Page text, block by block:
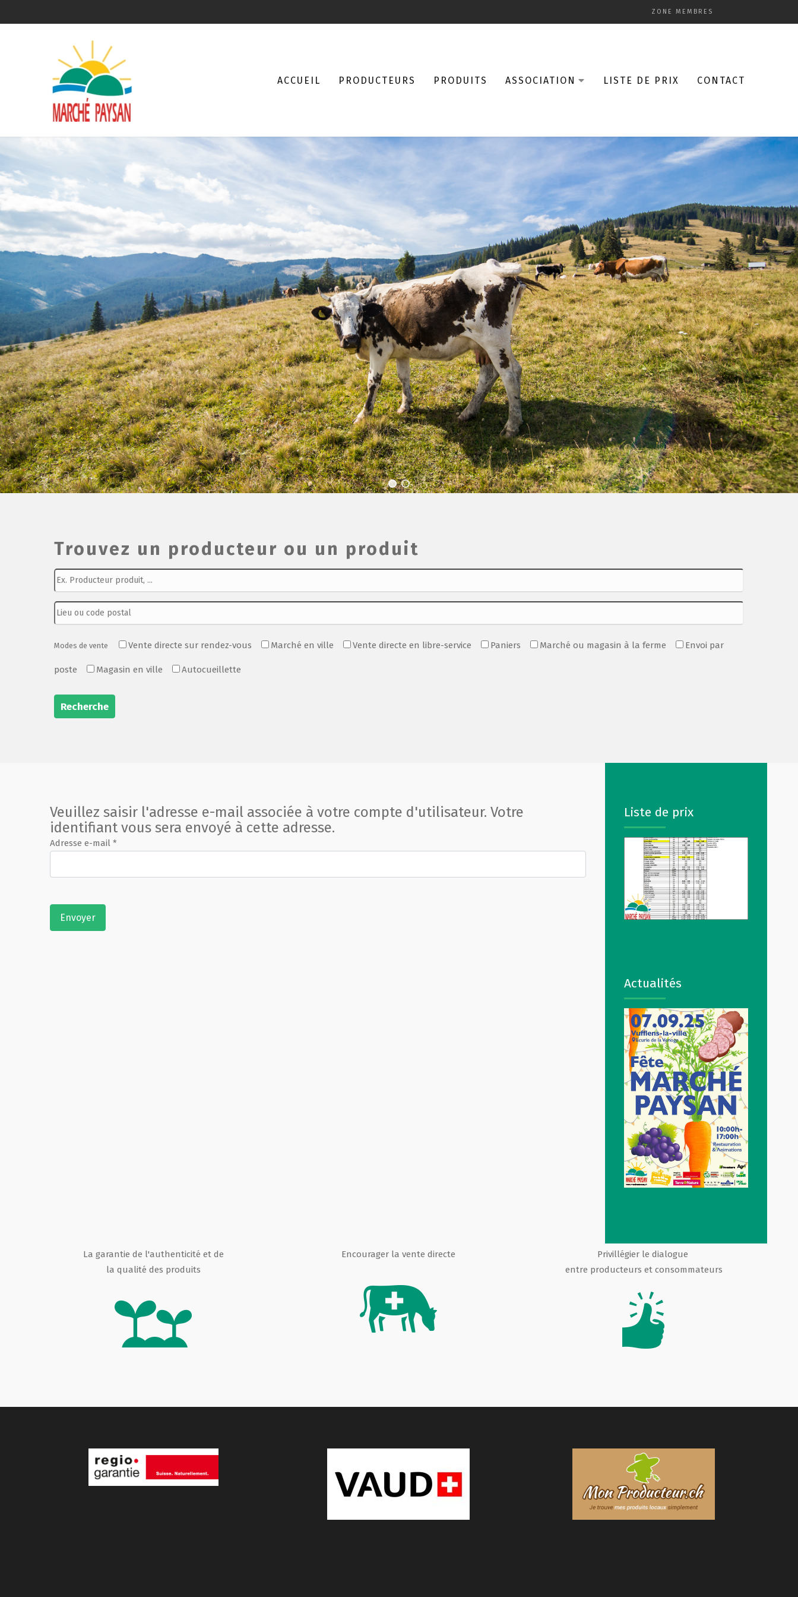
ZONE MEMBRES
ACCUEIL PRODUCTEURS PRODUITS ASSOCIATION LISTE DE PRIX CONTACT
Trouvez un producteur ou un produit
Modes de vente Vente directe sur rendez-vous Marché en ville Vente directe en libre-service Paniers Marché ou magasin à la ferme Envoi par
poste Magasin en ville Autocueillette
Recherche
Liste de prix
Actualités
Veuillez saisir l'adresse e-mail associée à votre compte d'utilisateur. Votre
identifiant vous sera envoyé à cette adresse.
Adresse e-mail *
Envoyer
La garantie de l'authenticité et de
la qualité des produits
Encourager la vente directe
Privillégier le dialogue
entre producteurs et consommateurs
Qui sommes-nous ?
Devenir membre
Revue de presse
Guide de la vente directe
Film de présentation
Fête Marché Paysan
Partenaires